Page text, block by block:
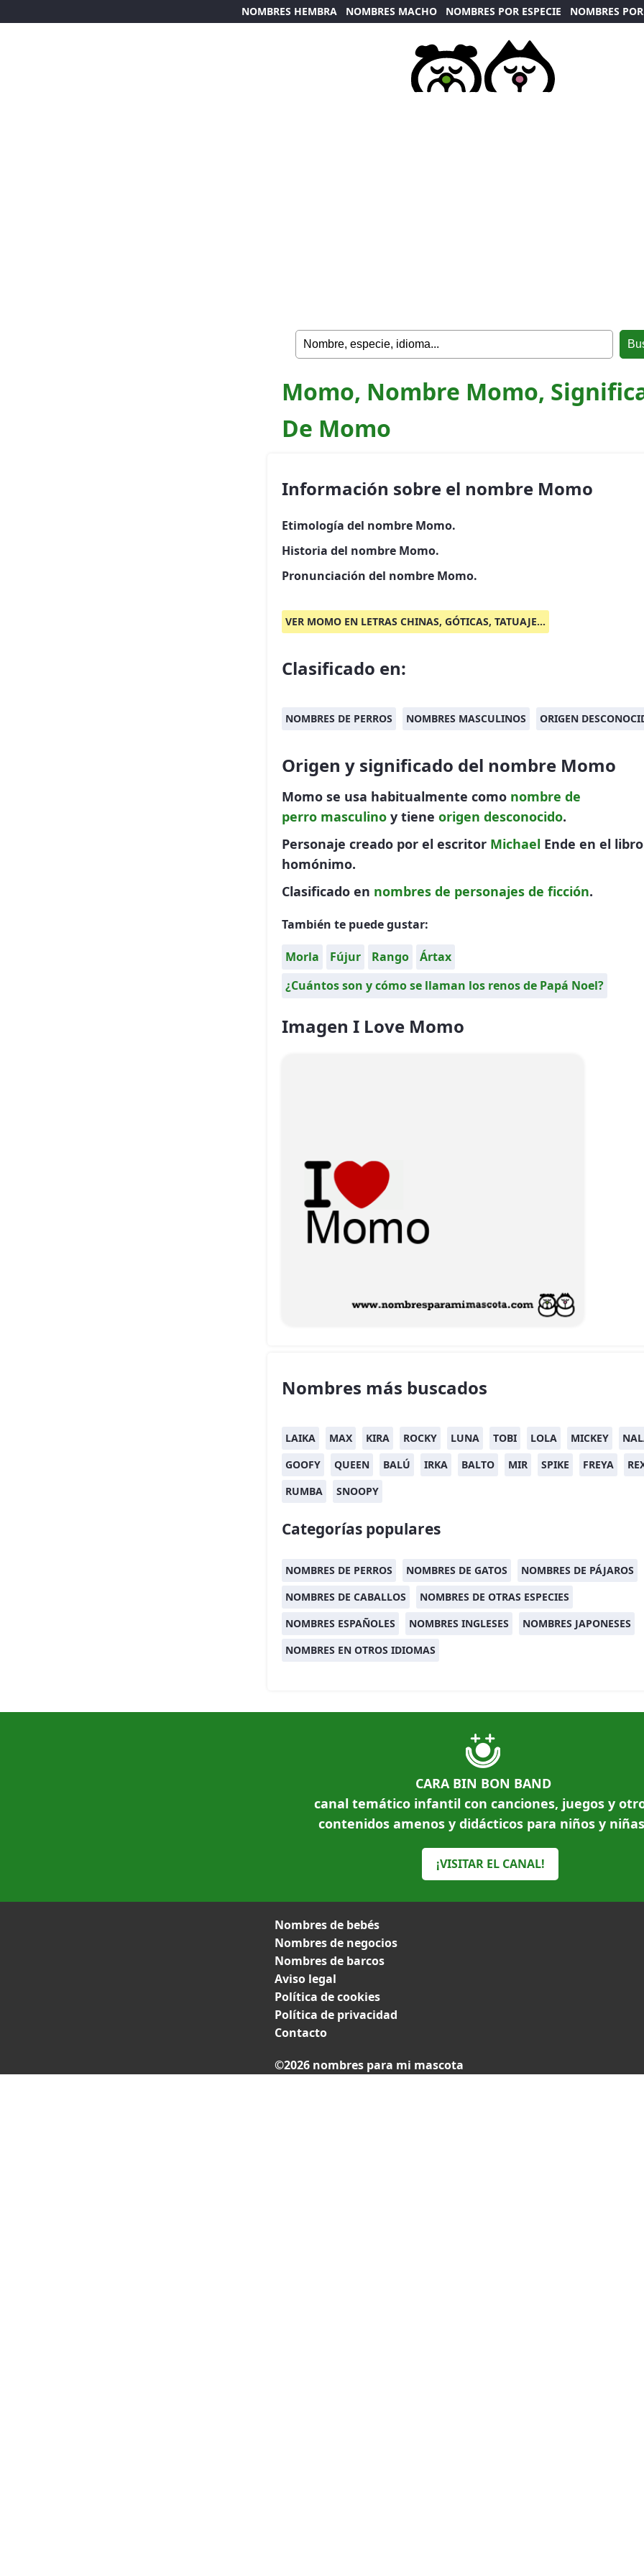
NOMBRES HEMBRA NOMBRES MACHO NOMBRES POR ESPECIE NOMBRES
Momo, Nombre Momo,
De Momo
Información sobre el nombre Momo
Etimología del nombre Momo.
Historia del nombre Momo.
Pronunciación del nombre Momo.
VER MOMO EN LETRAS CHINAS, GÓTICAS, TATUAJE...
Clasificado en:
NOMBRES DE PERROS NOMBRES MASCULINOS ORIGEN
Origen y significado del nombre Momo
Momo se usa habitualmente como nombre de
perro masculino y tiene origen desconocido.
Personaje creado por el escritor Michael Ende en el libro
homónimo.
Clasificado en nombres de personajes de ficción.
También te puede gustar:
Morla Fújur Rango
Ártax
¿Cuántos son y cómo se llaman los renos de Papá Noel?
Imagen I Love Momo
Nombres más buscados
LAIKA MAX KIRA ROCKY LUNA TOBI LOLA MICKEY
GOOFY
QUEEN BALÚ IRKA BALTO MIR SPIKE FREYA
RUMBA
SNOOPY
Categorías populares
NOMBRES DE PERROS NOMBRES DE GATOS
NOMBRES DE PÁJAROS
NOMBRES DE CABALLOS
NOMBRES DE OTRAS ESPECIES
NOMBRES ESPAÑOLES
NOMBRES INGLESES
NOMBRES JAPONESES
NOMBRES EN OTROS IDIOMAS
CARA BIN BON BAND
canal temático infantil con canciones, juegos y
contenidos amenos y didácticos para niños y
¡VISITAR EL CANAL!
Nombres de bebés
Nombres de negocios
Nombres de barcos
Aviso legal
Política de cookies
Política de privacidad
Contacto
©2026 nombres para mi mascota